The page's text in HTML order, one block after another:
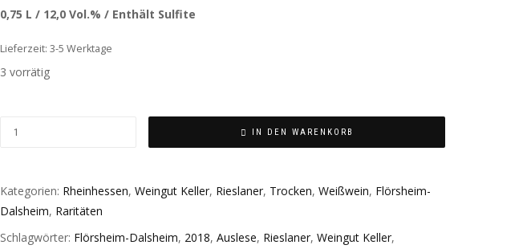
0,75 L / 12,0 Vol.% / Enthält Sulfite
Lieferzeit: 3-5 Werktage
3 vorrätig
IN DEN WARENKORB
Kategorien: Rheinhessen, Weingut Keller, Rieslaner, Trocken, Weißwein, Flörsheim-
Dalsheim, Raritäten
Schlagwörter: Flörsheim-Dalsheim, 2018, Auslese, Rieslaner, Weingut Keller,